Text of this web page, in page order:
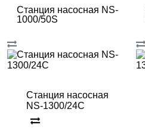
Станция насосная NS-
1000/50S
Станция насосная
NS-1300/24C